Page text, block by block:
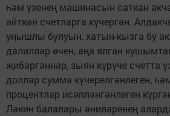
һәм үзенең машинасын саткан
әйткән счетларга күчергән.
уңышлы булуын, хатын-кызга бу
дәлилләр өчен, аңа ялган
җибәргәннәр, зыян күрүче счетта
доллар сумма күчерелгәнлеген,
процентлар исәпләнгәнлеген
Ләкин балалары әниләренең